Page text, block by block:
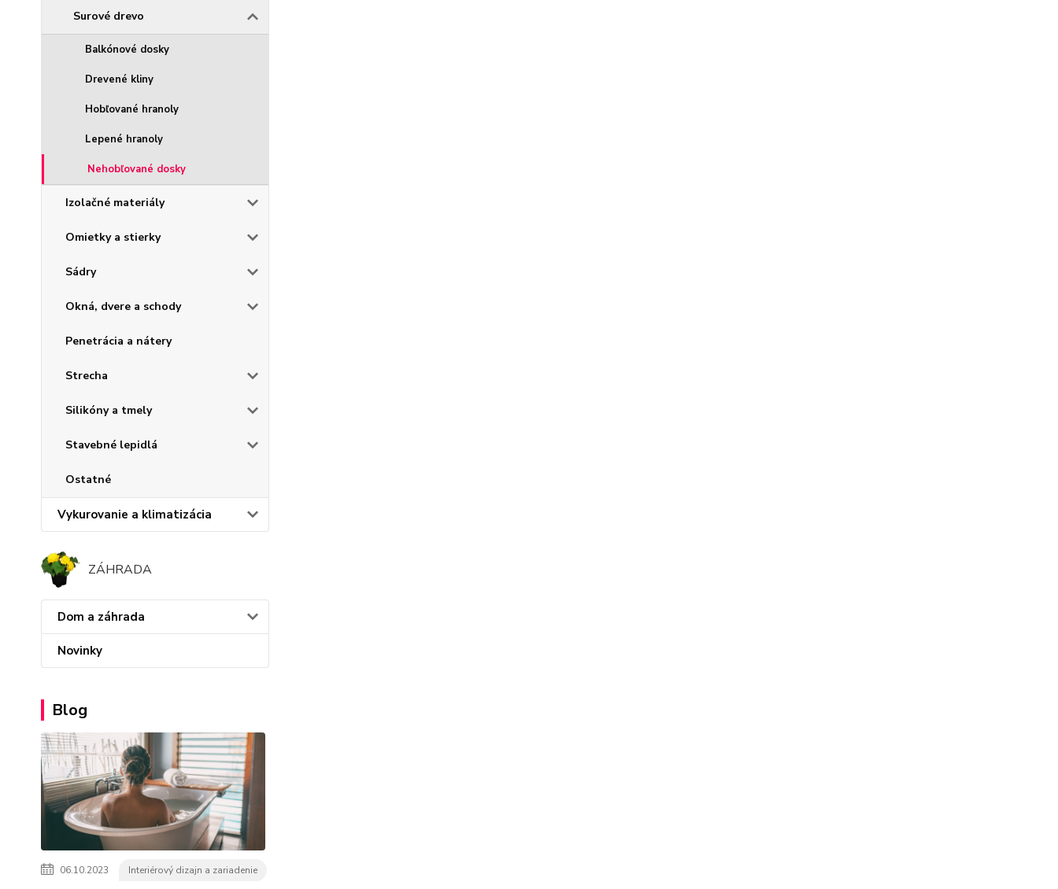
Surové drevo
Balkónové dosky
Drevené kliny
Hobľované hranoly
Lepené hranoly
Nehobľované dosky
Izolačné materiály
Omietky a stierky
Sádry
Okná, dvere a schody
Penetrácia a nátery
Strecha
Silikóny a tmely
Stavebné lepidlá
Ostatné
Vykurovanie a klimatizácia
ZÁHRADA
Dom a záhrada
Novinky
Blog
06.10.2023 Interiérový dizajn a zariadenie